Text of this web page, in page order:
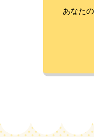
あなた